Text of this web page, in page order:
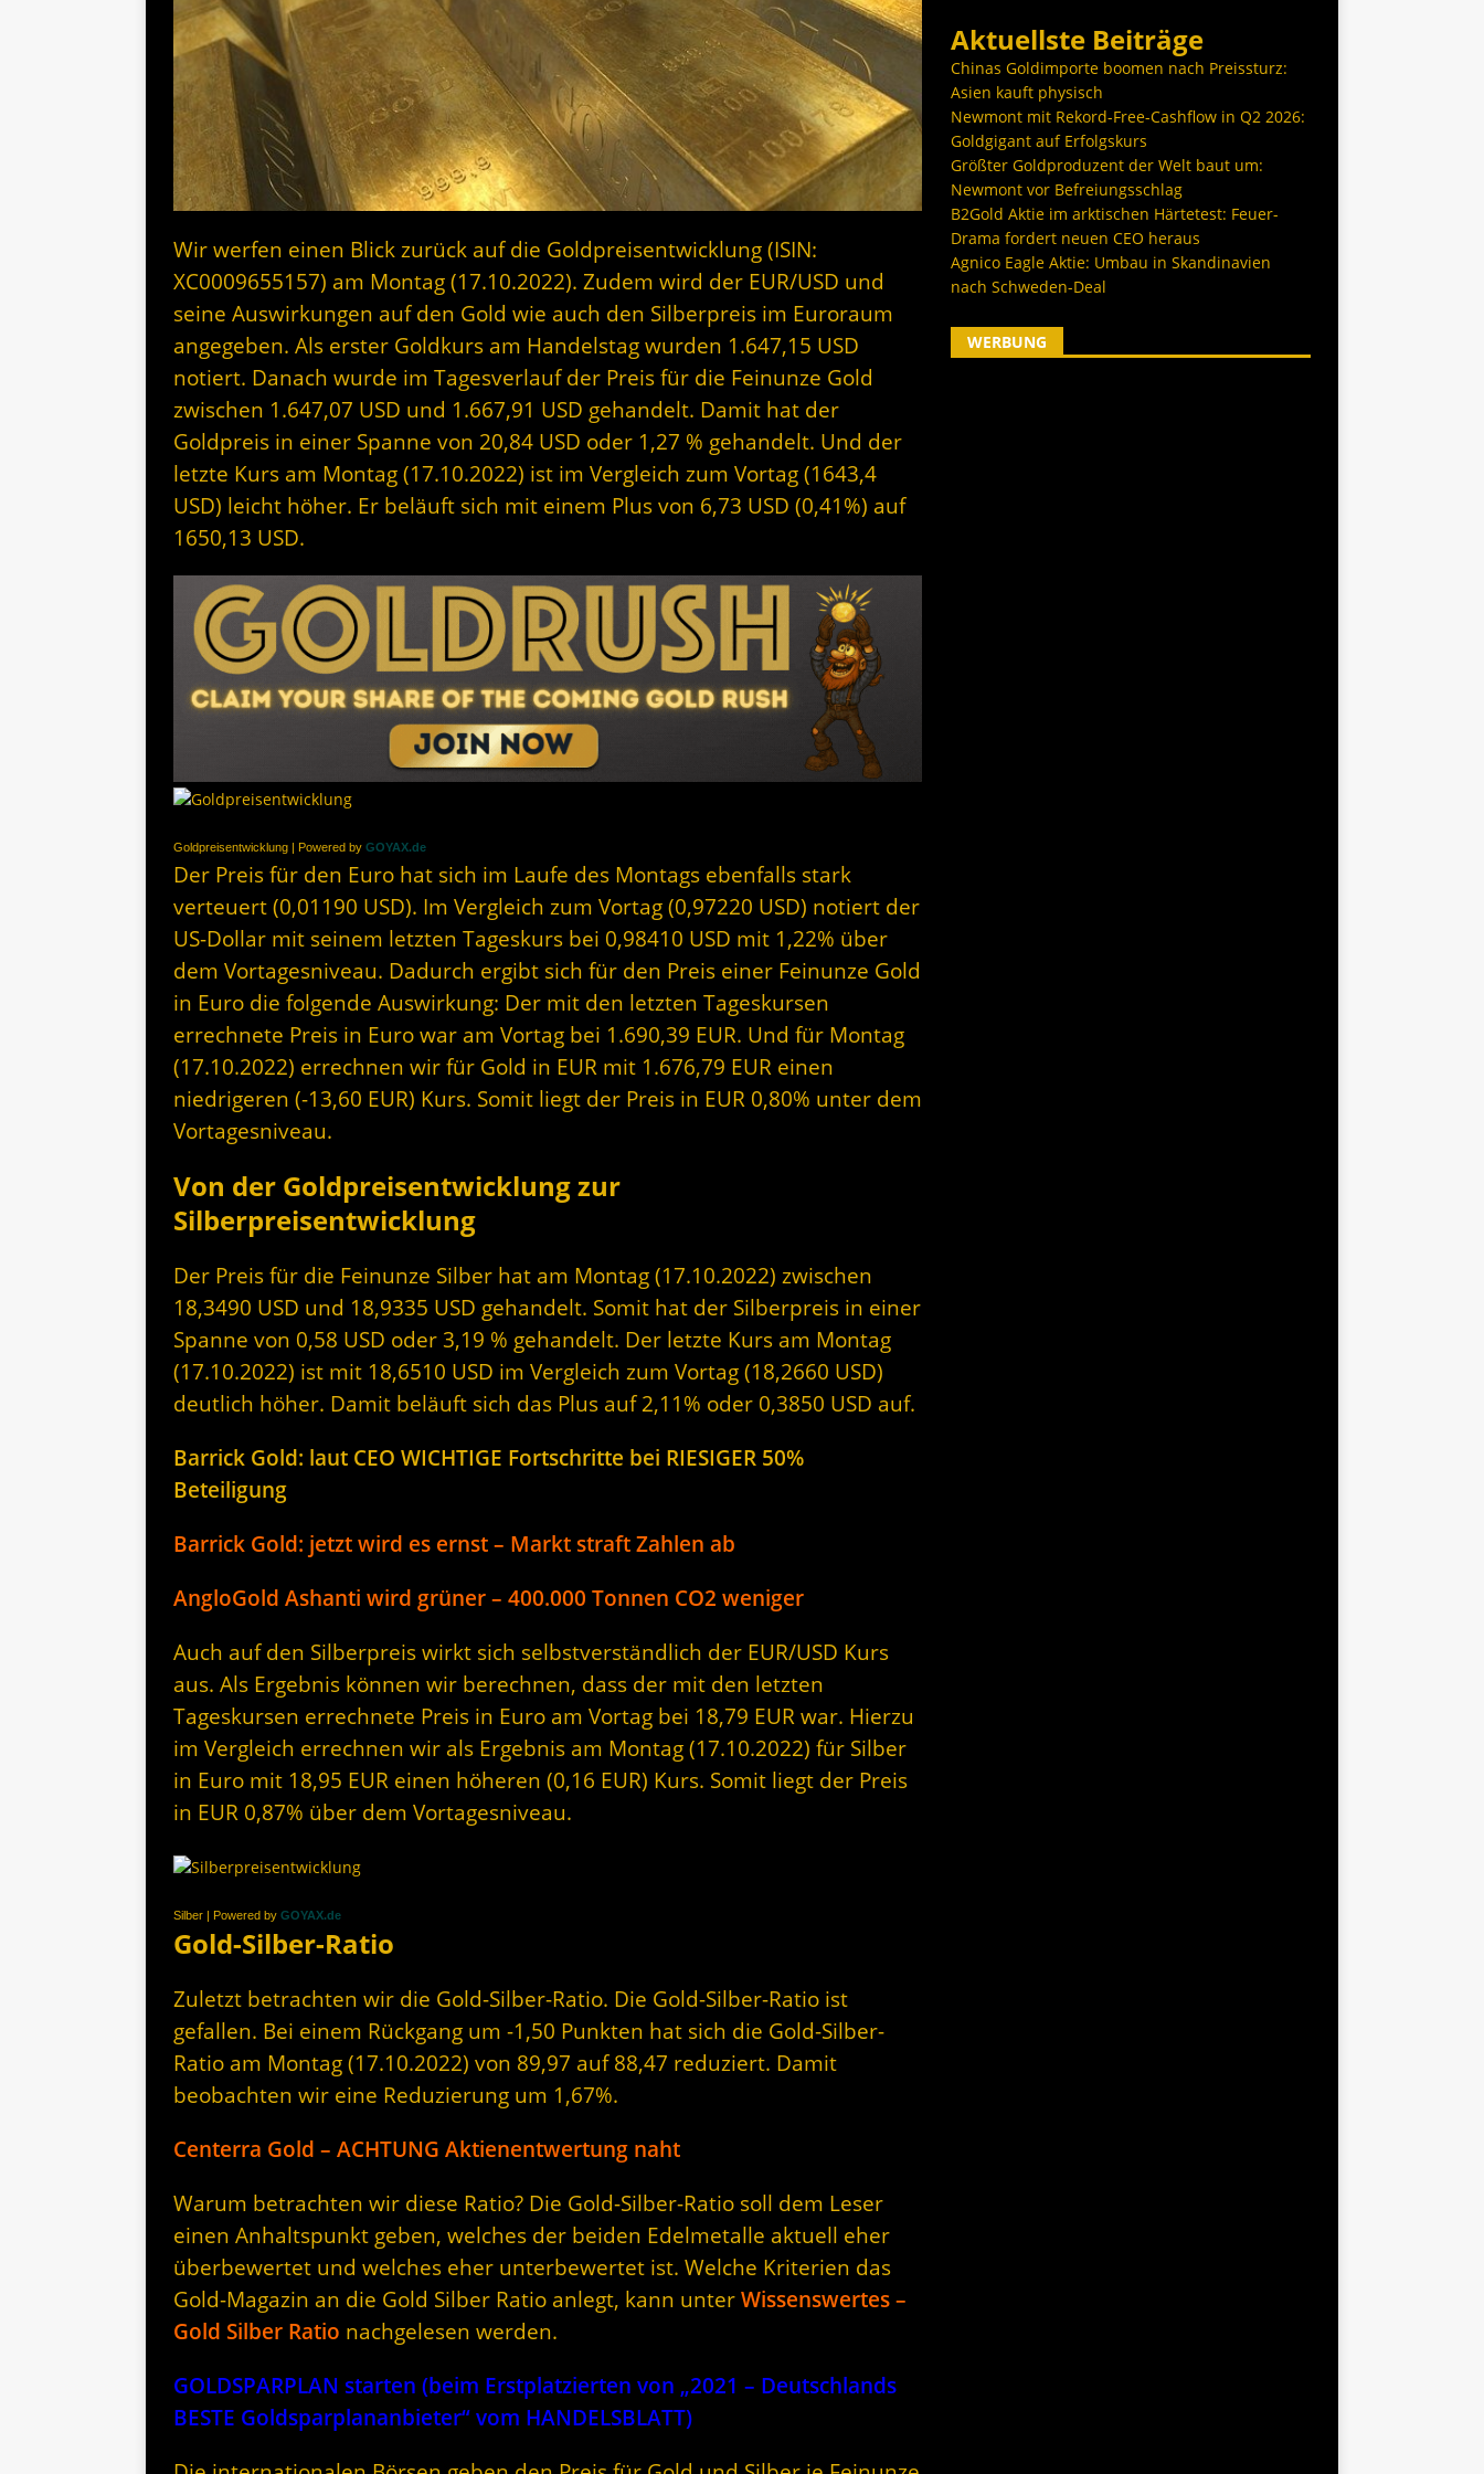
Wir werfen einen Blick zurück auf die Goldpreisentwicklung (ISIN:
XC0009655157) am Montag (17.10.2022). Zudem wird der EUR/USD und
seine Auswirkungen auf den Gold wie auch den Silberpreis im Euroraum
angegeben. Als erster Goldkurs am Handelstag wurden 1.647,15 USD
notiert. Danach wurde im Tagesverlauf der Preis für die Feinunze Gold
zwischen 1.647,07 USD und 1.667,91 USD gehandelt. Damit hat der
Goldpreis in einer Spanne von 20,84 USD oder 1,27 % gehandelt. Und der
letzte Kurs am Montag (17.10.2022) ist im Vergleich zum Vortag (1643,4
USD) leicht höher. Er beläuft sich mit einem Plus von 6,73 USD (0,41%) auf
1650,13 USD.
Goldpreisentwicklung | Powered by GOYAX.de
Der Preis für den Euro hat sich im Laufe des Montags ebenfalls stark
verteuert (0,01190 USD). Im Vergleich zum Vortag (0,97220 USD) notiert der
US-Dollar mit seinem letzten Tageskurs bei 0,98410 USD mit 1,22% über
dem Vortagesniveau. Dadurch ergibt sich für den Preis einer Feinunze Gold
in Euro die folgende Auswirkung: Der mit den letzten Tageskursen
errechnete Preis in Euro war am Vortag bei 1.690,39 EUR. Und für Montag
(17.10.2022) errechnen wir für Gold in EUR mit 1.676,79 EUR einen
niedrigeren (-13,60 EUR) Kurs. Somit liegt der Preis in EUR 0,80% unter dem
Vortagesniveau.
Von der Goldpreisentwicklung zur
Silberpreisentwicklung
Der Preis für die Feinunze Silber hat am Montag (17.10.2022) zwischen
18,3490 USD und 18,9335 USD gehandelt. Somit hat der Silberpreis in einer
Spanne von 0,58 USD oder 3,19 % gehandelt. Der letzte Kurs am Montag
(17.10.2022) ist mit 18,6510 USD im Vergleich zum Vortag (18,2660 USD)
deutlich höher. Damit beläuft sich das Plus auf 2,11% oder 0,3850 USD auf.
Barrick Gold: laut CEO WICHTIGE Fortschritte bei RIESIGER 50%
Beteiligung
Barrick Gold: jetzt wird es ernst – Markt straft Zahlen ab
AngloGold Ashanti wird grüner – 400.000 Tonnen CO2 weniger
Auch auf den Silberpreis wirkt sich selbstverständlich der EUR/USD Kurs
aus. Als Ergebnis können wir berechnen, dass der mit den letzten
Tageskursen errechnete Preis in Euro am Vortag bei 18,79 EUR war. Hierzu
im Vergleich errechnen wir als Ergebnis am Montag (17.10.2022) für Silber
in Euro mit 18,95 EUR einen höheren (0,16 EUR) Kurs. Somit liegt der Preis
in EUR 0,87% über dem Vortagesniveau.
Silber | Powered by GOYAX.de
Gold-Silber-Ratio
Zuletzt betrachten wir die Gold-Silber-Ratio. Die Gold-Silber-Ratio ist
gefallen. Bei einem Rückgang um -1,50 Punkten hat sich die Gold-Silber-
Ratio am Montag (17.10.2022) von 89,97 auf 88,47 reduziert. Damit
beobachten wir eine Reduzierung um 1,67%.
Centerra Gold – ACHTUNG Aktienentwertung naht
Warum betrachten wir diese Ratio? Die Gold-Silber-Ratio soll dem Leser
einen Anhaltspunkt geben, welches der beiden Edelmetalle aktuell eher
überbewertet und welches eher unterbewertet ist. Welche Kriterien das
Gold-Magazin an die Gold Silber Ratio anlegt, kann unter Wissenswertes –
Gold Silber Ratio nachgelesen werden.
GOLDSPARPLAN starten (beim Erstplatzierten von „2021 – Deutschlands
BESTE Goldsparplananbieter“ vom HANDELSBLATT)
Aktuellste Beiträge
Chinas Goldimporte boomen nach Preissturz:
Asien kauft physisch
Newmont mit Rekord-Free-Cashflow in Q2 2026:
Goldgigant auf Erfolgskurs
Größter Goldproduzent der Welt baut um:
Newmont vor Befreiungsschlag
B2Gold Aktie im arktischen Härtetest: Feuer-
Drama fordert neuen CEO heraus
Agnico Eagle Aktie: Umbau in Skandinavien
nach Schweden-Deal
WERBUNG